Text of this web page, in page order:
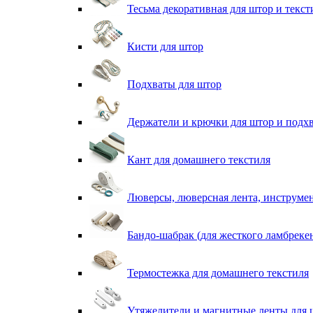
Тесьма декоративная для штор и
Кисти для штор
Подхваты для штор
Держатели и крючки для штор и
Кант для домашнего текстиля
Люверсы, люверсная лента,
Бандо-шабрак (для жесткого
Термостежка для домашнего текстиля
Утяжелители и магнитные ленты для